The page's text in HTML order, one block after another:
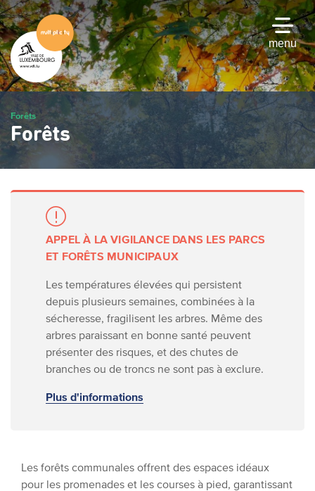
Passer
au
contenu
principal
menu
Forêts
Forêts
APPEL À LA VIGILANCE DANS LES PARCS
ET FORÊTS MUNICIPAUX
Les températures élevées qui persistent
depuis plusieurs semaines, combinées à la
sécheresse, fragilisent les arbres. Même des
arbres paraissant en bonne santé peuvent
présenter des risques, et des chutes de
branches ou de troncs ne sont pas à exclure.
Plus d'informations
Les forêts communales offrent des espaces idéaux
pour les promenades et les courses à pied, garantissant